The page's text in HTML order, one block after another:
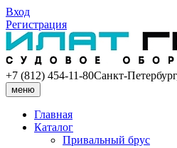
Вход
Регистрация
+7 (812) 454-11-80Санкт-
меню
Главная
Каталог
Привальный брус